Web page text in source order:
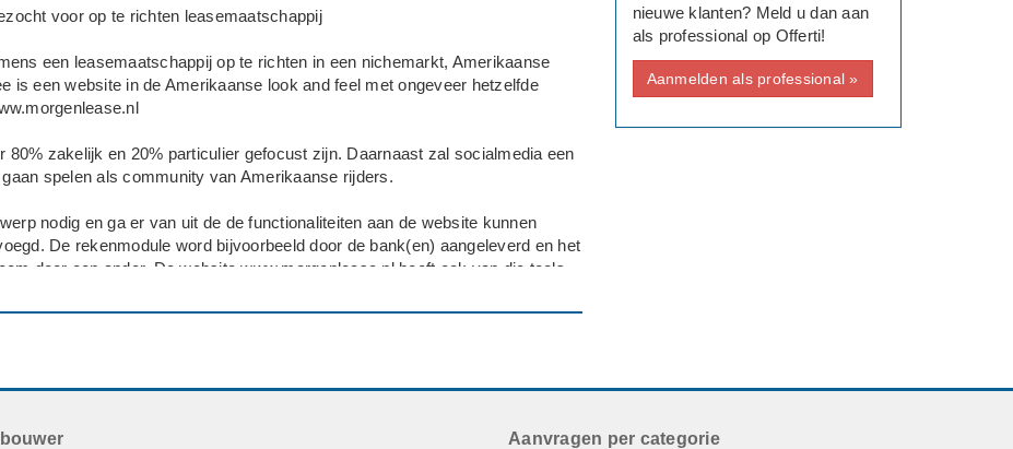
voor op te richten leasemaatschappij
een leasemaatschappij op te richten in een nichemarkt, Amerikaanse
is een website in de Amerikaanse look and feel met ongeveer hetzelfde
80% zakelijk en 20% particulier gefocust zijn. Daarnaast zal socialmedia een
spelen als community van Amerikaanse rijders.
nodig en ga er van uit de de functionaliteiten aan de website kunnen
De rekenmodule word bijvoorbeeld door de bank(en) aangeleverd en het
door een ander. De website www.morgenlease.nl heeft ook van die tools
nieuwe klanten? Meld u dan aan
als professional op Offerti!
Aanmelden als professional »
Aanvragen per categorie